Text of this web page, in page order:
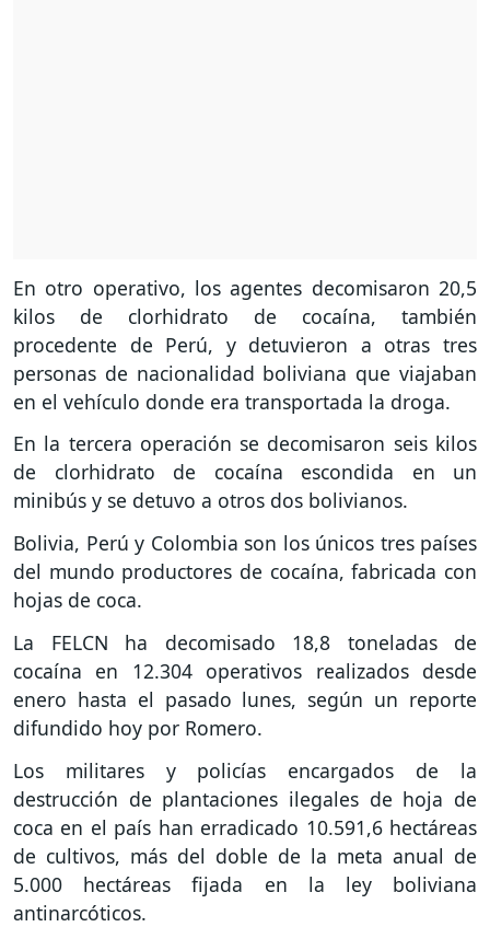
En otro operativo, los agentes decomisaron 20,5
kilos de clorhidrato de cocaína, también
procedente de Perú, y detuvieron a otras tres
personas de nacionalidad boliviana que viajaban
en el vehículo donde era transportada la droga.
En la tercera operación se decomisaron seis kilos
de clorhidrato de cocaína escondida en un
minibús y se detuvo a otros dos bolivianos.
Bolivia, Perú y Colombia son los únicos tres países
del mundo productores de cocaína, fabricada con
hojas de coca.
La FELCN ha decomisado 18,8 toneladas de
cocaína en 12.304 operativos realizados desde
enero hasta el pasado lunes, según un reporte
difundido hoy por Romero.
Los militares y policías encargados de la
destrucción de plantaciones ilegales de hoja de
coca en el país han erradicado 10.591,6 hectáreas
de cultivos, más del doble de la meta anual de
5.000 hectáreas fijada en la ley boliviana
antinarcóticos.